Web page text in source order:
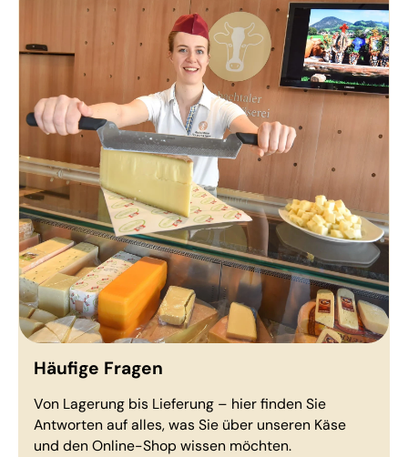
Häufige Fragen
Von Lagerung bis Lieferung – hier finden Sie
Antworten auf alles, was Sie über unseren Käse
und den Online-Shop wissen möchten.